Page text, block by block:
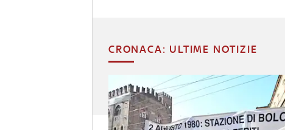
CRONACA: ULTIME NOTIZIE